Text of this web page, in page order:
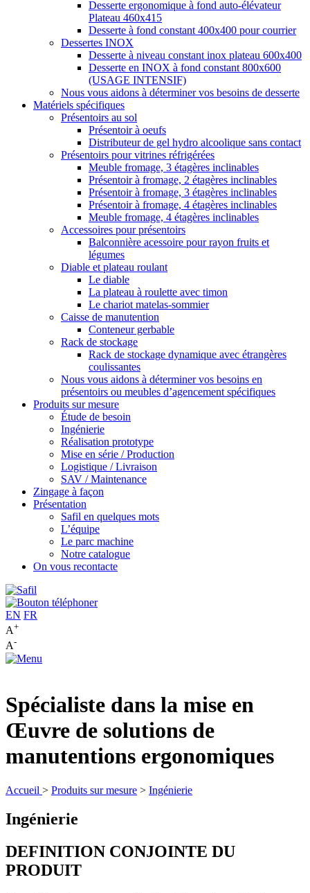
Desserte ergonomique à fond auto-élévateur
Plateau 460x415
Desserte à fond constant 400x400 pour courrier
Dessertes INOX
Desserte à niveau constant inox plateau 600x400
Desserte en INOX à fond constant 800x600
(USAGE INTENSIF)
Nous vous aidons à déterminer vos besoins de desserte
Matériels spécifiques
Présentoirs au sol
Présentoir à oeufs
Distributeur de gel hydro alcoolique sans contact
Présentoirs pour vitrines réfrigérées
Meuble fromage, 3 étagères inclinables
Présentoir à fromage, 2 étagères inclinables
Présentoir à fromage, 3 étagères inclinables
Présentoir à fromage, 4 étagères inclinables
Meuble fromage, 4 étagères inclinables
Accessoires pour présentoirs
Balconnière acessoire pour rayon fruits et
légumes
Diable et plateau roulant
Le diable
La plateau à roulette avec timon
Le chariot matelas-sommier
Caisse de manutention
Conteneur gerbable
Rack de stockage
Rack de stockage dynamique avec étrangères
coulissantes
Nous vous aidons à déterminer vos besoins en
présentoirs ou meubles d’agencement spécifiques
Produits sur mesure
Étude de besoin
Ingénierie
Réalisation prototype
Mise en série / Production
Logistique / Livraison
SAV / Maintenance
Zingage à façon
Présentation
Safil en quelques mots
L’équipe
Le parc machine
Notre catalogue
On vous recontacte
EN FR
A+
A-
Spécialiste dans la mise en
Œuvre de solutions de
manutentions ergonomiques
Accueil > Produits sur mesure > Ingénierie
Ingénierie
DEFINITION CONJOINTE DU
PRODUIT